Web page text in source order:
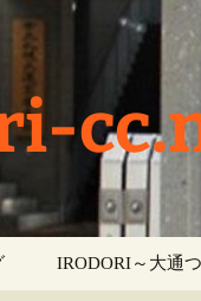
IRODORI～大通